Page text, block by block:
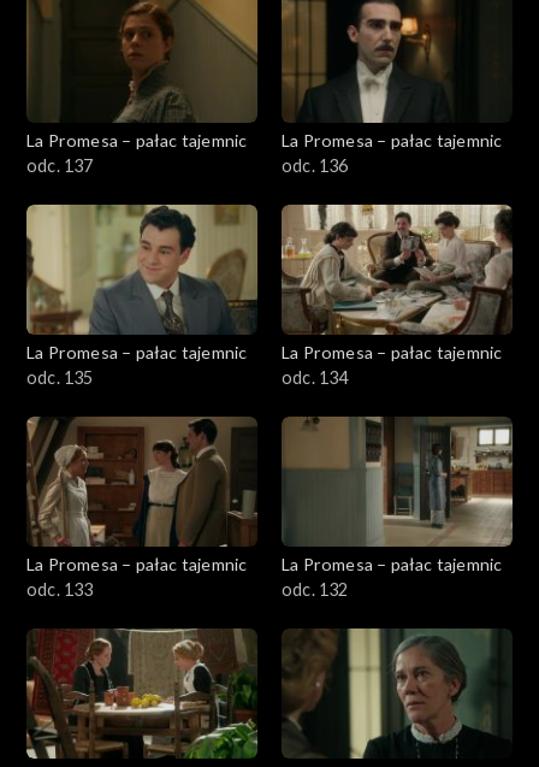
La Promesa – pałac tajemnic
odc. 137
La Promesa – pałac tajemnic
odc. 136
La Promesa – pałac tajemnic
odc. 135
La Promesa – pałac tajemnic
odc. 134
La Promesa – pałac tajemnic
odc. 133
La Promesa – pałac tajemnic
odc. 132